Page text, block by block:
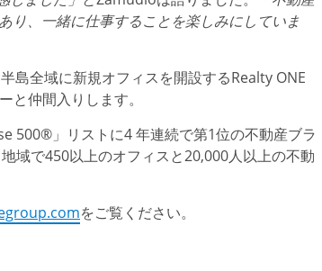
り、一緒に仕事することを楽しみにしていま
島全域に新規オフィスを開設するRealty ONE
仲間入りします。
500®」リストに4 年連続で第1位の不動産ブラ
域で450以上のオフィスと20,000人以上の不動
をご覧ください。